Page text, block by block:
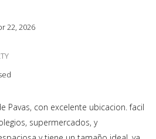
22, 2026
Pavas, con excelente ubicacion. facil
supermercados, y